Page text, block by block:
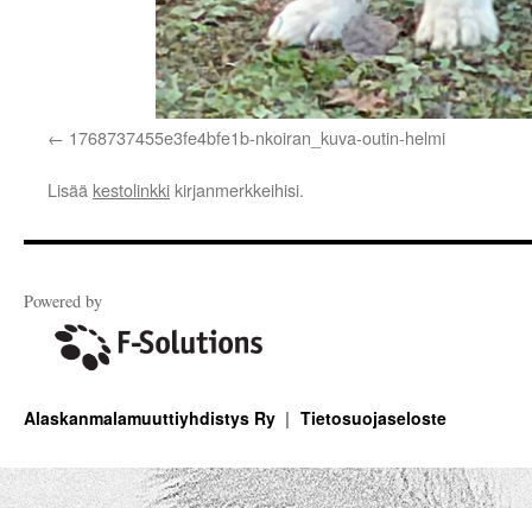
1768737455e3fe4bfe1b-nkoiran_kuva-outin-helmi
Lisää kestolinkki kirjanmerkkeihisi.
Powered by
Alaskanmalamuuttiyhdistys Ry Tietosuojaseloste